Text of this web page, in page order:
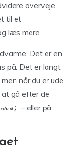
overveje
til et
læs mere.
Det er en
på. Det er langt
når du er ude
at gå efter de
– eller på